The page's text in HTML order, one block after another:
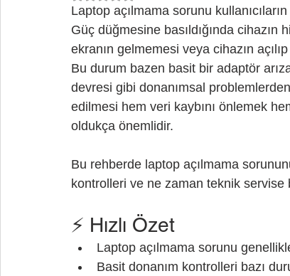
Laptop açılmama sorunu
Güç düğmesine basıldığında cihazın
ekranın gelmemesi veya cihazın
Bu durum bazen basit bir adaptör
devresi gibi donanımsal
edilmesi hem veri kaybını önlemek
oldukça önemlidir.
Bu rehberde laptop açılmama
kontrolleri ve ne zaman teknik servise
⚡ Hızlı Özet
Laptop açılmama sorunu
Basit donanım kontrolleri bazı